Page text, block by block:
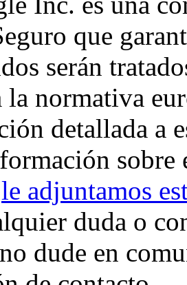
que
serán
la normativa
detallada a
sobre
le adjuntamos
duda o
no dude en